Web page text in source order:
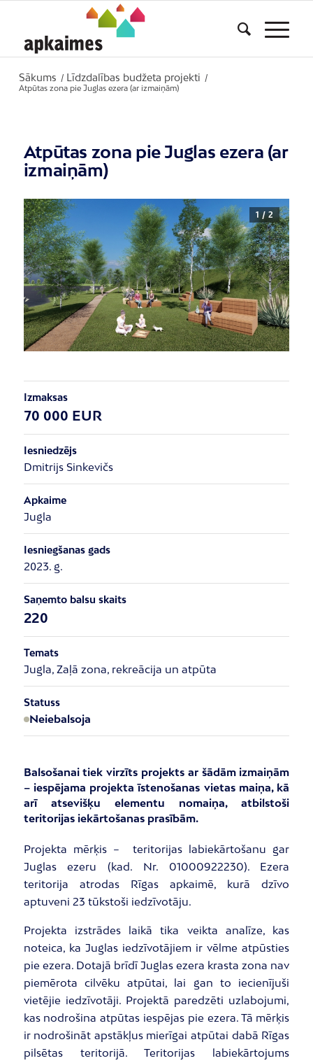
Sākums / Līdzdalības budžeta projekti
/
Atpūtas zona pie Juglas ezera (ar izmaiņām)
Atpūtas zona pie Juglas ezera (ar
izmaiņām)
1 / 2
Izmaksas
70 000 EUR
Iesniedzējs
Dmitrijs Sinkevičs
Apkaime
Jugla
Iesniegšanas gads
2023. g.
Saņemto balsu skaits
220
Temats
Jugla, Zaļā zona, rekreācija un atpūta
Statuss
Neiebalsoja
Balsošanai tiek virzīts projekts ar šādām izmaiņām
– iespējama projekta īstenošanas vietas maiņa, kā
arī atsevišķu elementu nomaiņa, atbilstoši
teritorijas iekārtošanas prasībām.
Projekta mērķis – teritorijas labiekārtošanu gar
Juglas ezeru (kad. Nr. 01000922230). Ezera
teritorija atrodas Rīgas apkaimē, kurā dzīvo
aptuveni 23 tūkstoši iedzīvotāju.
Projekta izstrādes laikā tika veikta analīze, kas
noteica, ka Juglas iedzīvotājiem ir vēlme atpūsties
pie ezera. Dotajā brīdī Juglas ezera krasta zona nav
piemērota cilvēku atpūtai, lai gan to iecienījuši
vietējie iedzīvotāji. Projektā paredzēti uzlabojumi,
kas nodrošina atpūtas iespējas pie ezera. Tā mērķis
ir nodrošināt apstākļus mierīgai atpūtai dabā Rīgas
pilsētas teritorijā. Teritorijas labiekārtojums